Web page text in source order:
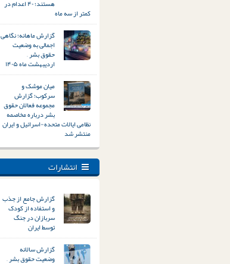
هستند؛ ۴۰ اعدام در
کمتر از سه ماه
گزارش ماهانه؛ نگاهی
اجمالی به وضعیت
حقوق بشر –
اردیبهشت ماه ۱۴۰۵
میان موشک و
سرکوب؛ گزارش
مجموعه فعالان حقوق
بشر درباره مخاصمه
نظامی ایالات متحده-اسرائیل و ایران
منتشر شد
انتشارات
گزارش جامع از جذب
و استفاده از کودک
سربازان در جنگ
توسط ایران
گزارش سالانه
وضعیت حقوق بشر –